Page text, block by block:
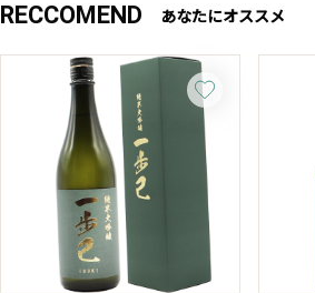
RECCOMEND あなたにオススメ